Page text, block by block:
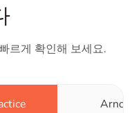
르게 확인해 보세요.
Arno